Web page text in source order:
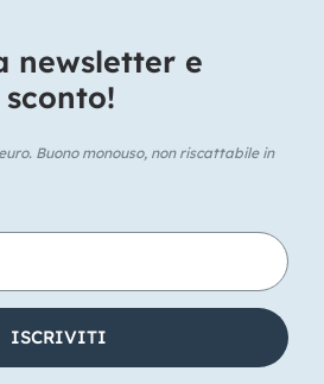
newsletter e
Buono monouso, non riscattabile in